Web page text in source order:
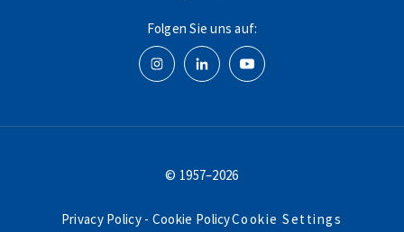
Folgen Sie uns auf:
© 1957–2026
Privacy Policy - Cookie PolicyCookie Settings